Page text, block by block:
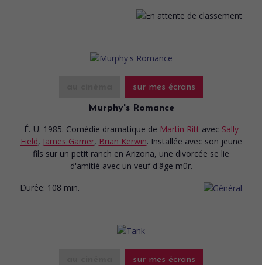
sur mes écrans
Murphy's Romance
É.-U. 1985. Comédie dramatique de Martin Ritt avec Sally
Field, James Garner, Brian Kerwin. Installée avec son jeune
fils sur un petit ranch en Arizona, une divorcée se lie
d'amitié avec un veuf d'âge mûr.
Durée: 108 min.
sur mes écrans